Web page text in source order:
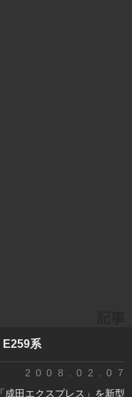
E259系
2008.02.07
田エクスプレス」を新型